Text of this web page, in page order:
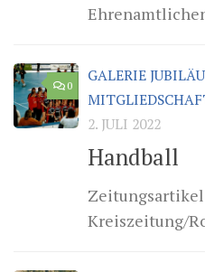
0
GALERIE
2. JULI 2022
Handball
Kreiszeitung/